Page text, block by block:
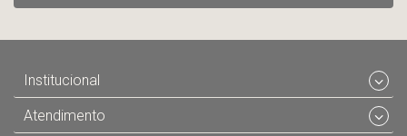
Institucional
Atendimento